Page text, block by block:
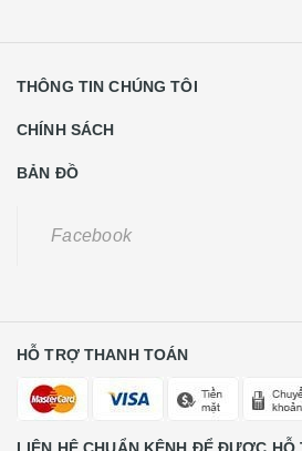
Facebook
HỖ TRỢ THANH TOÁN
0931668789
0988584591